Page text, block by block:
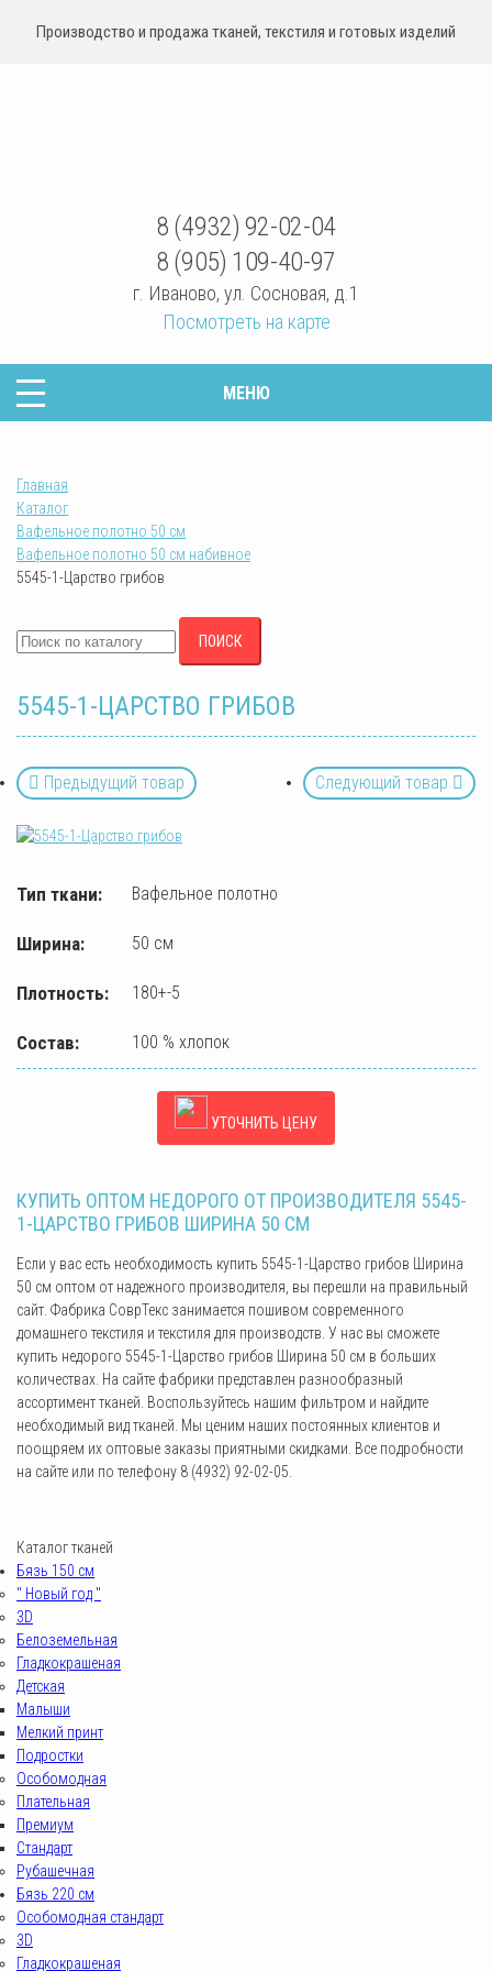
Производство и продажа тканей, текстиля и готовых изделий
8 (4932) 92-02-04
8 (905) 109-40-97
г. Иваново, ул. Сосновая, д.1
Посмотреть на карте
МЕНЮ
Главная
Каталог
Вафельное полотно 50 см
Вафельное полотно 50 см набивное
5545-1-Царство грибов
ПОИСК
5545-1-ЦАРСТВО ГРИБОВ
Предыдущий товар Следующий товар
Тип ткани: Вафельное полотно
Ширина: 50 см
Плотность: 180+-5
Состав: 100 % хлопок
УТОЧНИТЬ ЦЕНУ
КУПИТЬ ОПТОМ НЕДОРОГО ОТ ПРОИЗВОДИТЕЛЯ 5545-
1-ЦАРСТВО ГРИБОВ ШИРИНА 50 СМ
Если у вас есть необходимость купить 5545-1-Царство грибов Ширина
50 см оптом от надежного производителя, вы перешли на правильный
сайт. Фабрика СоврТекс занимается пошивом современного
домашнего текстиля и текстиля для производств. У нас вы сможете
купить недорого 5545-1-Царство грибов Ширина 50 см в больших
количествах. На сайте фабрики представлен разнообразный
ассортимент тканей. Воспользуйтесь нашим фильтром и найдите
необходимый вид тканей. Мы ценим наших постоянных клиентов и
поощряем их оптовые заказы приятными скидками. Все подробности
на сайте или по телефону 8 (4932) 92-02-05.
Каталог тканей
Бязь 150 см
" Новый год "
3D
Белоземельная
Гладкокрашеная
Детская
Малыши
Мелкий принт
Подростки
Особомодная
Плательная
Премиум
Стандарт
Рубашечная
Бязь 220 см
Особомодная стандарт
3D
Гладкокрашеная